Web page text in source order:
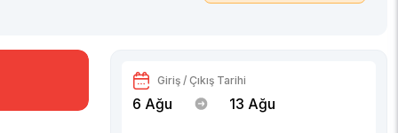
Giriş / Çıkış Tarihi
6 Ağu 13 Ağu